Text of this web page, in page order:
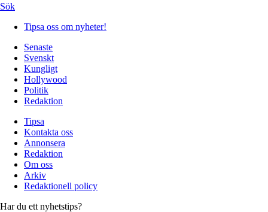
Sök
Tipsa oss om nyheter!
Senaste
Svenskt
Kungligt
Hollywood
Politik
Redaktion
Tipsa
Kontakta oss
Annonsera
Redaktion
Om oss
Arkiv
Redaktionell policy
Har du ett nyhetstips?